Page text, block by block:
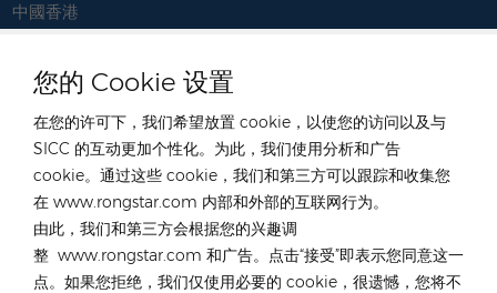
您的 Cookie 设置
在您的许可下，我们希望放置 cookie，以使您的访问以及与
SICC 的互动更加个性化。为此，我们使用分析和广告
cookie。通过这些 cookie，我们和第三方可以跟踪和收集您
在 www.rongstar.com 内部和外部的互联网行为。
由此，我们和第三方会根据您的兴趣调
整 www.rongstar.com 和广告。点击“接受”即表示您同意这一
点。如果您拒绝，我们仅使用必要的 cookie，很遗憾，您将不
中國香港
电子邮件 :hk@rongstar.com
办公室及仓库 :中國香港元朗39號公庵路
越南
电话 :+84 522 038 896
电子邮件 :
vn@rongstar.com
办公室 :102 Phung Van Cung Street,Ward 7,
Phu Nhuan District, HCM City